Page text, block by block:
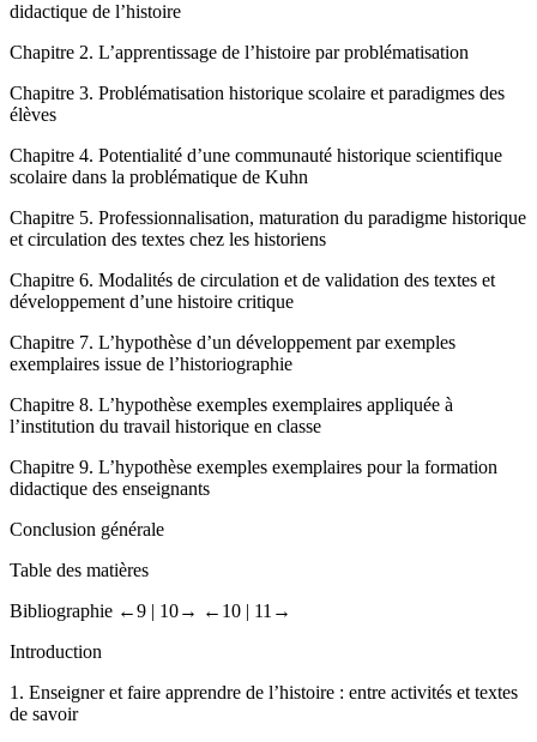
didactique de l’histoire
Chapitre 2. L’apprentissage de l’histoire par problématisation
Chapitre 3. Problématisation historique scolaire et paradigmes des
élèves
Chapitre 4. Potentialité d’une communauté historique scientifique
scolaire dans la problématique de Kuhn
Chapitre 5. Professionnalisation, maturation du paradigme historique
et circulation des textes chez les historiens
Chapitre 6. Modalités de circulation et de validation des textes et
développement d’une histoire critique
Chapitre 7. L’hypothèse d’un développement par exemples
exemplaires issue de l’historiographie
Chapitre 8. L’hypothèse exemples exemplaires appliquée à
l’institution du travail historique en classe
Chapitre 9. L’hypothèse exemples exemplaires pour la formation
didactique des enseignants
Conclusion générale
Table des matières
Bibliographie ←9 | 10→ ←10 | 11→
Introduction
1. Enseigner et faire apprendre de l’histoire : entre activités et textes
de savoir